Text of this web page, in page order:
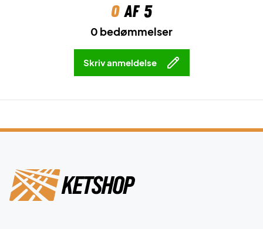
0af 5
0 bedømmelser
Skriv anmeldelse